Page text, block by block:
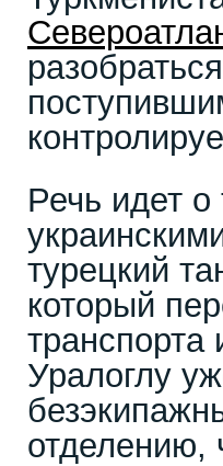
Речь идет
турецкий
который
Уралоглу
отделению,